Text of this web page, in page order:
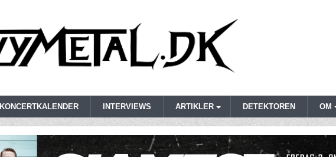
KONCERTKALENDER INTERVIEWS ARTIKLER DETEKTOREN OM